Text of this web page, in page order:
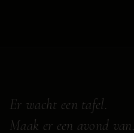
Er wacht een tafel.
Maak er een avond van.